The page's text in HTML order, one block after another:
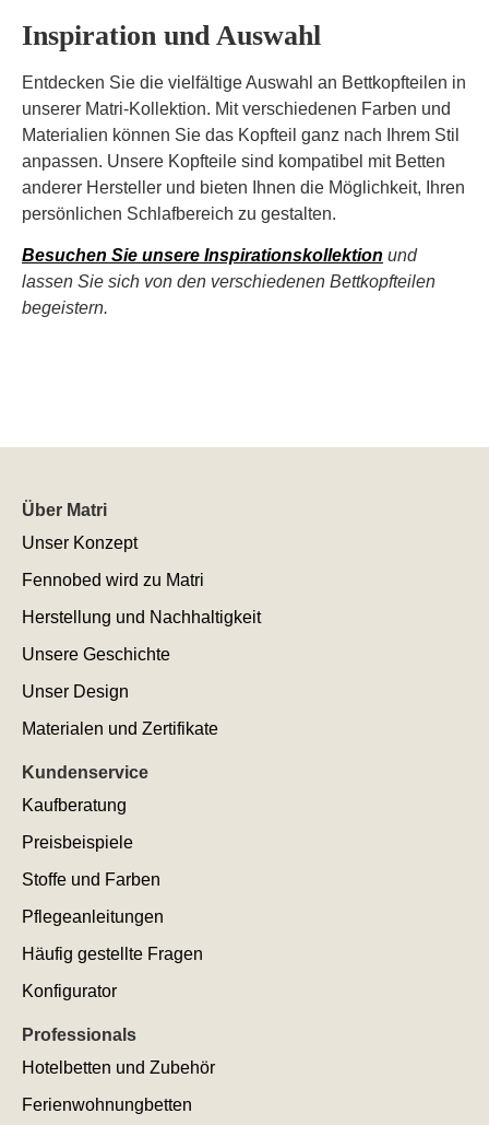
Inspiration und Auswahl
Entdecken Sie die vielfältige Auswahl an Bettkopfteilen in
unserer Matri-Kollektion. Mit verschiedenen Farben und
Materialien können Sie das Kopfteil ganz nach Ihrem Stil
anpassen. Unsere Kopfteile sind kompatibel mit Betten
anderer Hersteller und bieten Ihnen die Möglichkeit, Ihren
persönlichen Schlafbereich zu gestalten.
Besuchen Sie unsere Inspirationskollektion und
lassen Sie sich von den verschiedenen Bettkopfteilen
begeistern.
Über Matri
Unser Konzept
Fennobed wird zu Matri
Herstellung und Nachhaltigkeit
Unsere Geschichte
Unser Design
Materialen und Zertifikate
Kundenservice
Kaufberatung
Preisbeispiele
Stoffe und Farben
Pflegeanleitungen
Häufig gestellte Fragen
Konfigurator
Professionals
Hotelbetten und Zubehör
Ferienwohnungbetten